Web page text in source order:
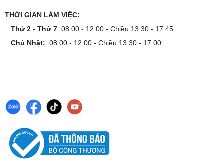
THỜI GIAN LÀM VIỆC:
Thứ 2 - Thứ 7: 08:00 - 12:00 - Chiều 13:30 - 17:45
Chủ Nhật: 08:00 - 12:00 - Chiều 13:30 - 17:00